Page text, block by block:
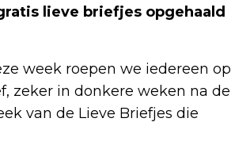
lieve briefjes opgehaald
week roepen we iedereen op
zeker in donkere weken na de
van de Lieve Briefjes die